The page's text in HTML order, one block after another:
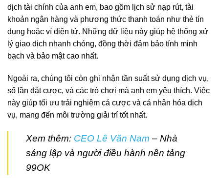
dịch tài chính của anh em, bao gồm lịch sử nạp rút, tài
khoản ngân hàng và phương thức thanh toán như thẻ tín
dụng hoặc ví điện tử. Những dữ liệu này giúp hệ thống xử
lý giao dịch nhanh chóng, đồng thời đảm bảo tính minh
bạch và bảo mật cao nhất.
Ngoài ra, chúng tôi còn ghi nhận tần suất sử dụng dịch vụ,
số lần đặt cược, và các trò chơi mà anh em yêu thích. Việc
này giúp tối ưu trải nghiệm cá cược và cá nhân hóa dịch
vụ, mang đến môi trường giải trí tốt nhất.
Xem thêm: CEO Lê Văn Nam – Nhà
sáng lập và người điều hành nền tảng
99OK